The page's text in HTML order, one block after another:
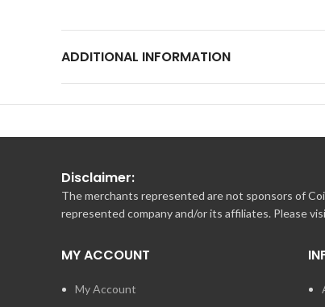
ADDITIONAL INFORMATION
Disclaimer:
The merchants represented are not sponsors of
represented company and/or its affiliates. Please
MY ACCOUNT
My Account